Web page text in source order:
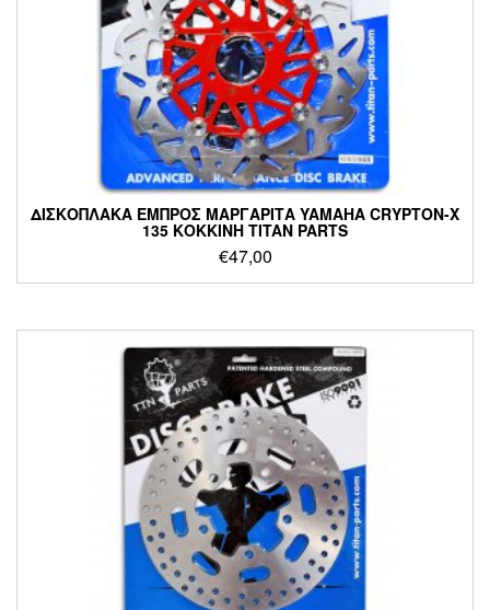
ΔΙΣΚΟΠΛΑΚΑ ΕΜΠΡΟΣ ΜΑΡΓΑΡΙΤΑ YAMAHA CRYPTON-X
135 ΚΟΚΚΙΝΗ TITAN PARTS
€47,00